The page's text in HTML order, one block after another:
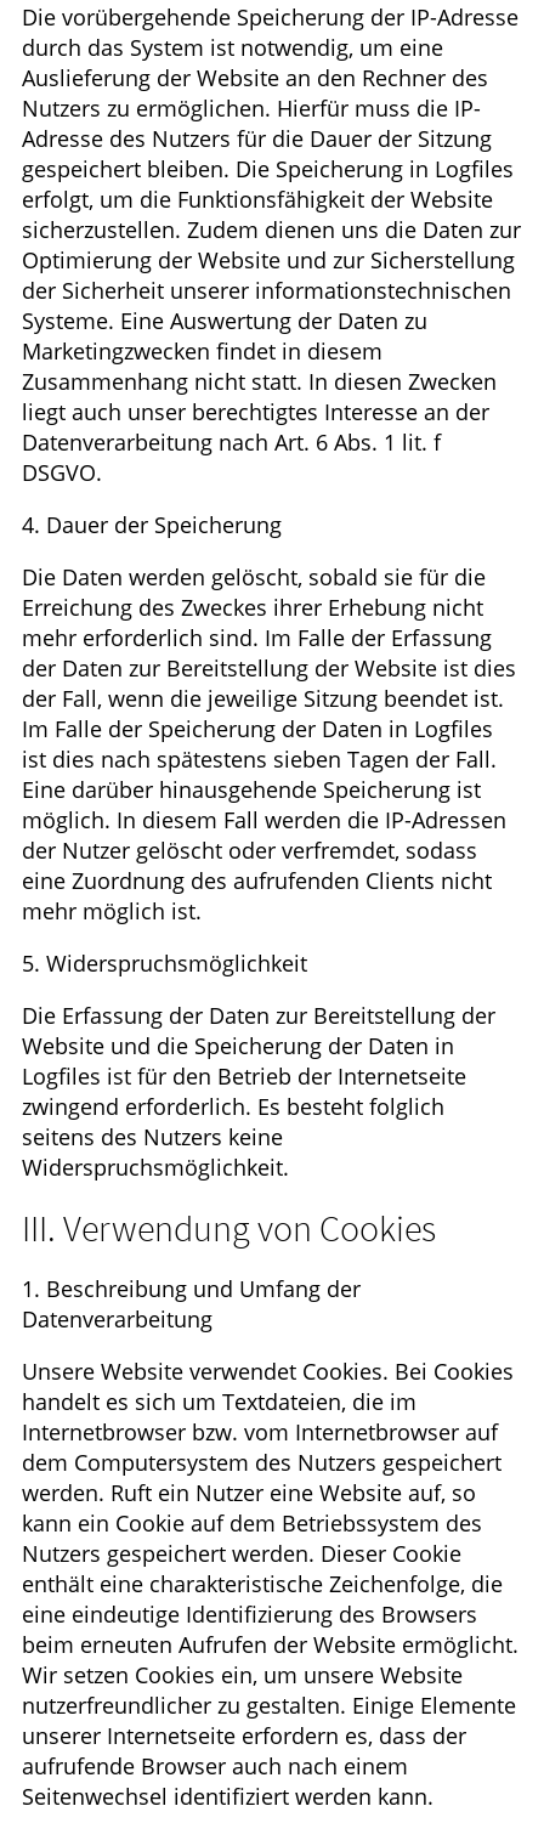
Die vorübergehende Speicherung der IP-Adresse
durch das System ist notwendig, um eine
Auslieferung der Website an den Rechner des
Nutzers zu ermöglichen. Hierfür muss die IP-
Adresse des Nutzers für die Dauer der Sitzung
gespeichert bleiben. Die Speicherung in Logfiles
erfolgt, um die Funktionsfähigkeit der Website
sicherzustellen. Zudem dienen uns die Daten zur
Optimierung der Website und zur Sicherstellung
der Sicherheit unserer informationstechnischen
Systeme. Eine Auswertung der Daten zu
Marketingzwecken findet in diesem
Zusammenhang nicht statt. In diesen Zwecken
liegt auch unser berechtigtes Interesse an der
Datenverarbeitung nach Art. 6 Abs. 1 lit. f
DSGVO.
4. Dauer der Speicherung
Die Daten werden gelöscht, sobald sie für die
Erreichung des Zweckes ihrer Erhebung nicht
mehr erforderlich sind. Im Falle der Erfassung
der Daten zur Bereitstellung der Website ist dies
der Fall, wenn die jeweilige Sitzung beendet ist.
Im Falle der Speicherung der Daten in Logfiles
ist dies nach spätestens sieben Tagen der Fall.
Eine darüber hinausgehende Speicherung ist
möglich. In diesem Fall werden die IP-Adressen
der Nutzer gelöscht oder verfremdet, sodass
eine Zuordnung des aufrufenden Clients nicht
mehr möglich ist.
5. Widerspruchsmöglichkeit
Die Erfassung der Daten zur Bereitstellung der
Website und die Speicherung der Daten in
Logfiles ist für den Betrieb der Internetseite
zwingend erforderlich. Es besteht folglich
seitens des Nutzers keine
Widerspruchsmöglichkeit.
III. Verwendung von Cookies
1. Beschreibung und Umfang der
Datenverarbeitung
Unsere Website verwendet Cookies. Bei Cookies
handelt es sich um Textdateien, die im
Internetbrowser bzw. vom Internetbrowser auf
dem Computersystem des Nutzers gespeichert
werden. Ruft ein Nutzer eine Website auf, so
kann ein Cookie auf dem Betriebssystem des
Nutzers gespeichert werden. Dieser Cookie
enthält eine charakteristische Zeichenfolge, die
eine eindeutige Identifizierung des Browsers
beim erneuten Aufrufen der Website ermöglicht.
Wir setzen Cookies ein, um unsere Website
nutzerfreundlicher zu gestalten. Einige Elemente
unserer Internetseite erfordern es, dass der
aufrufende Browser auch nach einem
Seitenwechsel identifiziert werden kann.